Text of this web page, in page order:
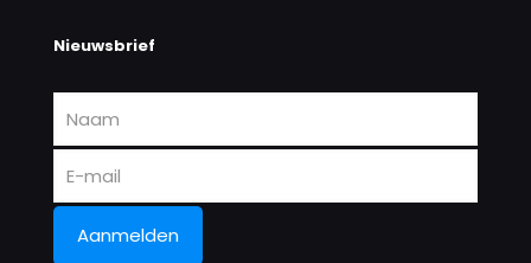
Nieuwsbrief